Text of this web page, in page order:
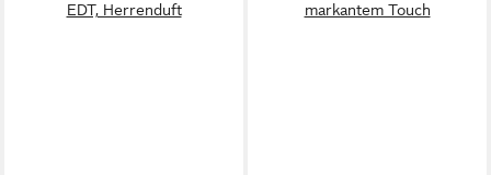
EDT, Herrenduft
markantem Touch